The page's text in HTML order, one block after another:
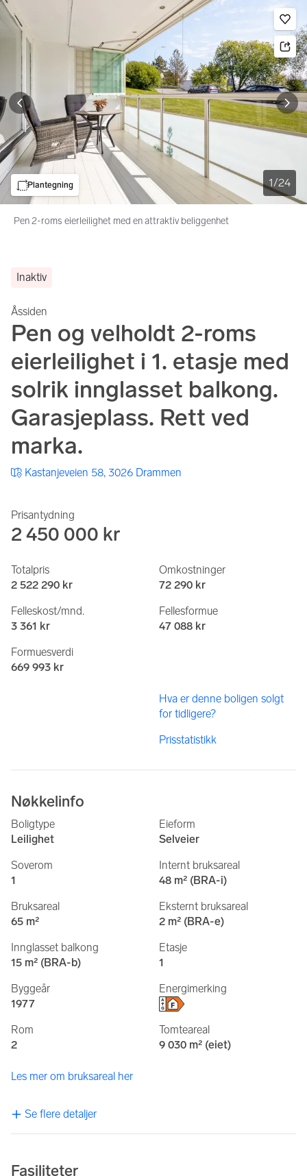
Gå til annonsen
Bildegalleri
1/24
Plantegning
Pen 2-roms eierleilighet med en attraktiv beliggenhet
Inaktiv
Åssiden
Pen og velholdt 2-roms
eierleilighet i 1. etasje med
solrik innglasset balkong.
Garasjeplass. Rett ved
marka.
Kastanjeveien 58, 3026 Drammen
Prisantydning
2 450 000 kr
Totalpris
2 522 290 kr
Omkostninger
72 290 kr
Felleskost/mnd.
3 361 kr
Fellesformue
47 088 kr
Formuesverdi
669 993 kr
Hva er denne boligen solgt
for tidligere?
Prisstatistikk
Nøkkelinfo
Boligtype
Leilighet
Eieform
Selveier
Soverom
1
Internt bruksareal
48 m² (BRA-i)
Bruksareal
65 m²
Eksternt bruksareal
2 m² (BRA-e)
Innglasset balkong
15 m² (BRA-b)
Etasje
1
Byggeår
1977
Energimerking
Rom
2
Tomteareal
9 030 m² (eiet)
Les mer om bruksareal her
Se flere detaljer
Fasiliteter